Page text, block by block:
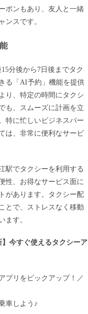
ポンもあり、友人と一緒
ンスです。
分後から7日後までタク
る「AI予約」機能を提供
り、特定の時間にタクシ
も、スムーズに計画を立
特に忙しいビジネスパー
は、非常に便利なサービ
駅でタクシーを利用する
性、お得なサービス面に
があります。タクシー配
とで、ストレスなく移動
ます。
】今すぐ使えるタクシーア
プリをピックアップ！／
車しよう♪